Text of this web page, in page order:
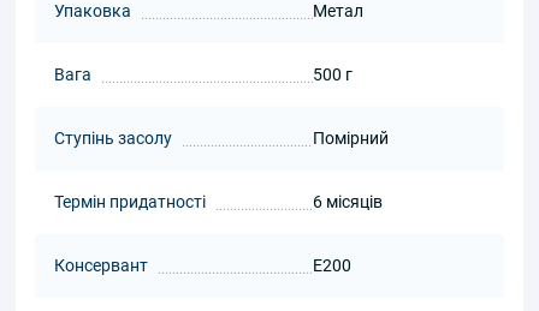
Упаковка Метал
Вага 500 г
Ступінь засолу Помірний
Термін придатності 6 місяців
Консервант E200